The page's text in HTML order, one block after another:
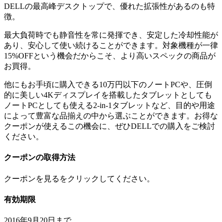
DELLの最高峰デスクトップで、優れた拡張性があるのも特
徴。
最大負荷時でも静音性を常に発揮でき、安定した冷却性能が
あり、安心して使い続けることができます。対象機種が一律
15%OFFという機会だからこそ、より高いスペックの商品が
お買得。
他にもお手頃に購入できる10万円以下のノートPCや、圧倒
的に美しい4Kディスプレイを搭載したタブレットとしても
ノートPCとしても使える2-in-1タブレットなど、目的や用途
によって豊富な品揃えの中から選ぶことができます。お得な
クーポンが使えるこの機会に、ぜひDELLでの購入をご検討
ください。
クーポンの取得方法
クーポンを見るをクリックしてください。
有効期限
2016年9月20日まで